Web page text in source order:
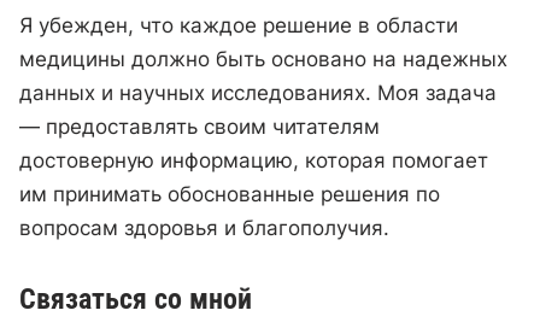
Я убежден, что каждое решение в области
медицины должно быть основано на надежных
данных и научных исследованиях. Моя задача
— предоставлять своим читателям
достоверную информацию, которая помогает
им принимать обоснованные решения по
вопросам здоровья и благополучия.
Связаться со мной